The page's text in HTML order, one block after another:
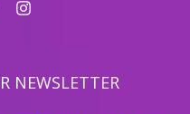
NEWSLETTER